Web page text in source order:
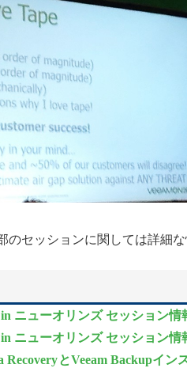
のセッションに関しては詳細
in ニューオリンズ セッション
in ニューオリンズ セッション
RecoveryとVeeam Backupイ